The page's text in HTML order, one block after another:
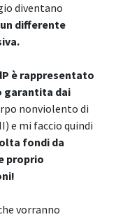
diventano
differente
è rappresentato
garantita dai
nonviolento di
e mi faccio quindi
fondi da
proprio
vorranno